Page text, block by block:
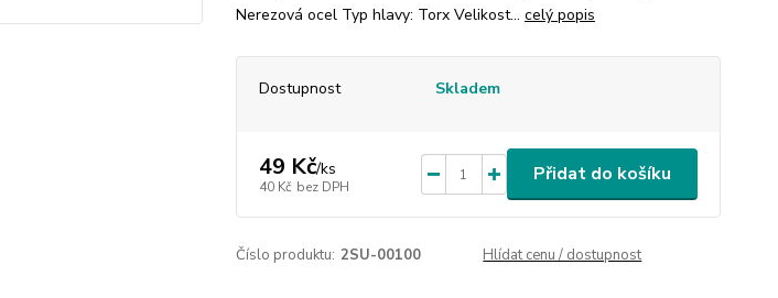
Nerezová ocel Typ hlavy: Torx Velikost... celý popis
Dostupnost Skladem
49 Kč/ks
40 Kč bez DPH
Přidat do košíku
Číslo produktu: 2SU-00100 Hlídat cenu / dostupnost